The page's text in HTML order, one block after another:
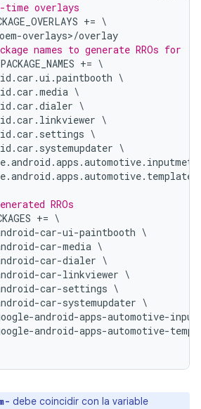
overlays
+= \
oem-overlays>/overlay
names to generate RROs for
+= \
.car .ui .paintbooth \
.car .media \
.car .dialer \
.car . linkviewer \
.car . settings \
.car . systemupdater \
.android .apps .automotive.
.android .apps .automotive. templates
RROs
+= \
-car-ui-paintbooth \
-car-media \
-car-dialer \
-car-linkviewer \
-car-settings \
-car-systemupdater \
-android-apps-automotive-
-android-apps-automotive-
debe coincidir con la variable